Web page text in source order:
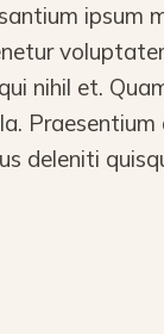
ipsum
nihil et.
deleniti